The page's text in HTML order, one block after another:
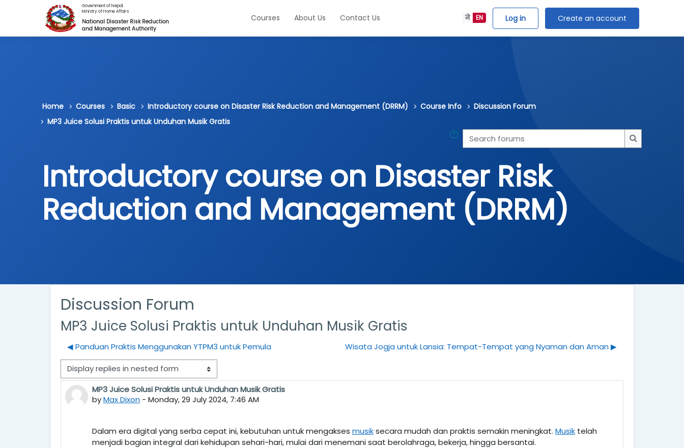
Government of Nepal
Ministry of Home Affairs
National Disaster Risk Reduction
and Management Authority
Courses About Us Contact Us EN
ने Log in Create an account
Skip to main content
Home Courses Basic Introductory course on Disaster Risk Reduction and Management (DRRM) Course Info
Discussion Forum
MP3 Juice Solusi Praktis untuk Unduhan Musik Gratis
Search forums
Search
Introductory course on Disaster Risk
Reduction and Management (DRRM)
Discussion Forum
MP3 Juice Solusi Praktis untuk Unduhan Musik Gratis
◀︎ Panduan Praktis Menggunakan YTPM3 untuk Pemula Wisata Jogja untuk Lansia: Tempat-Tempat yang Nyaman dan Aman ▶︎
Display mode
MP3 Juice Solusi Praktis untuk Unduhan Musik Gratis
byMax Dixon - Monday, 29 July 2024, 7:46 AM
Number of replies: 0
Dalam era digital yang serba cepat ini, kebutuhan untuk mengakses musiksecara mudah dan praktis semakin meningkat. Musik telah
menjadi bagian integral dari kehidupan sehari-hari, mulai dari menemani saat berolahraga, bekerja, hingga bersantai.